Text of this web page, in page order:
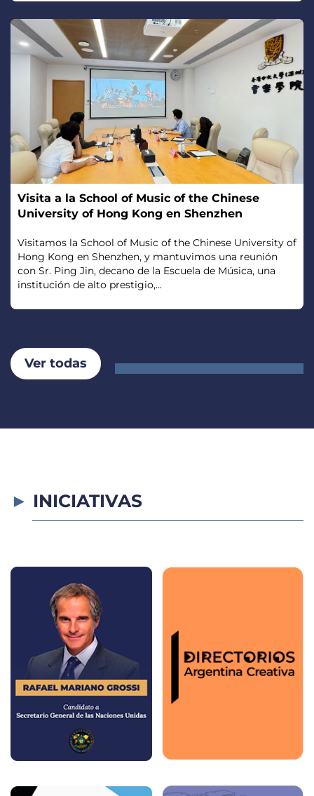
Visita a la School of Music of the Chinese
University of Hong Kong en Shenzhen
Visitamos la School of Music of the Chinese University of
Hong Kong en Shenzhen, y mantuvimos una reunión
con Sr. Ping Jin, decano de la Escuela de Música, una
institución de alto prestigio,...
Ver todas
INICIATIVAS